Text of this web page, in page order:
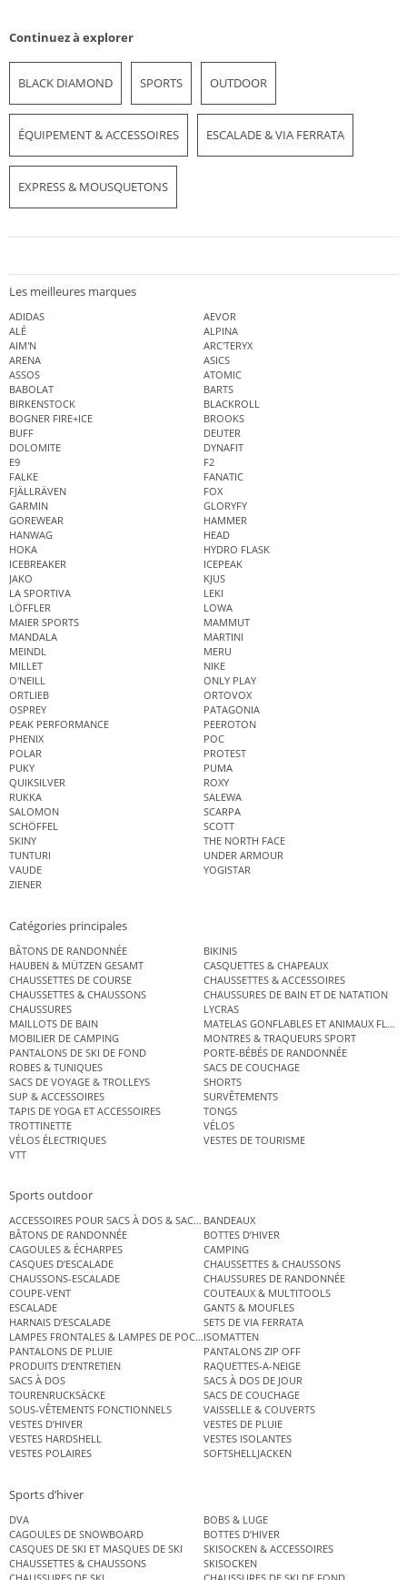
Continuez à explorer
BLACK DIAMOND SPORTS OUTDOOR
ÉQUIPEMENT & ACCESSOIRES ESCALADE & VIA FERRATA
EXPRESS & MOUSQUETONS
Les meilleures marques
ADIDAS
AEVOR
ALÉ
ALPINA
AIM'N
ARC'TERYX
ARENA
ASICS
ASSOS
ATOMIC
BABOLAT
BARTS
BIRKENSTOCK
BLACKROLL
BOGNER FIRE+ICE
BROOKS
BUFF
DEUTER
DOLOMITE
DYNAFIT
E9
F2
FALKE
FANATIC
FJÄLLRÄVEN
FOX
GARMIN
GLORYFY
GOREWEAR
HAMMER
HANWAG
HEAD
HOKA
HYDRO FLASK
ICEBREAKER
ICEPEAK
JAKO
KJUS
LA SPORTIVA
LEKI
LÖFFLER
LOWA
MAIER SPORTS
MAMMUT
MANDALA
MARTINI
MEINDL
MERU
MILLET
NIKE
O'NEILL
ONLY PLAY
ORTLIEB
ORTOVOX
OSPREY
PATAGONIA
PEAK PERFORMANCE
PEEROTON
PHENIX
POC
POLAR
PROTEST
PUKY
PUMA
QUIKSILVER
ROXY
RUKKA
SALEWA
SALOMON
SCARPA
SCHÖFFEL
SCOTT
SKINY
THE NORTH FACE
TUNTURI
UNDER ARMOUR
VAUDE
YOGISTAR
ZIENER
Catégories principales
BÂTONS DE RANDONNÉE
BIKINIS
HAUBEN & MÜTZEN GESAMT
CASQUETTES & CHAPEAUX
CHAUSSETTES DE COURSE
CHAUSSETTES & ACCESSOIRES
CHAUSSETTES & CHAUSSONS
CHAUSSURES DE BAIN ET DE NATATION
CHAUSSURES
LYCRAS
MAILLOTS DE BAIN
MATELAS GONFLABLES ET ANIMAUX
MOBILIER DE CAMPING
MONTRES & TRAQUEURS SPORT
PANTALONS DE SKI DE FOND
PORTE-BÉBÉS DE RANDONNÉE
ROBES & TUNIQUES
SACS DE COUCHAGE
SACS DE VOYAGE & TROLLEYS
SHORTS
SUP & ACCESSOIRES
SURVÊTEMENTS
TAPIS DE YOGA ET ACCESSOIRES
TONGS
TROTTINETTE
VÉLOS
VÉLOS ÉLECTRIQUES
VESTES DE TOURISME
VTT
Sports outdoor
ACCESSOIRES POUR SACS À DOS & SACS ÉTANCHES
BANDEAUX
BÂTONS DE RANDONNÉE
BOTTES D’HIVER
CAGOULES & ÉCHARPES
CAMPING
CASQUES D’ESCALADE
CHAUSSETTES & CHAUSSONS
CHAUSSONS-ESCALADE
CHAUSSURES DE RANDONNÉE
COUPE-VENT
COUTEAUX & MULTITOOLS
ESCALADE
GANTS & MOUFLES
HARNAIS D’ESCALADE
SETS DE VIA FERRATA
LAMPES FRONTALES & LAMPES DE POCHEISOMATTEN
PANTALONS DE PLUIE
PANTALONS ZIP OFF
PRODUITS D’ENTRETIEN
RAQUETTES-A-NEIGE
SACS À DOS
SACS À DOS DE JOUR
TOURENRUCKSÄCKE
SACS DE COUCHAGE
SOUS-VÊTEMENTS FONCTIONNELS
VAISSELLE & COUVERTS
VESTES D’HIVER
VESTES DE PLUIE
VESTES HARDSHELL
VESTES ISOLANTES
VESTES POLAIRES
SOFTSHELLJACKEN
Sports d’hiver
DVA
BOBS & LUGE
CAGOULES DE SNOWBOARD
BOTTES D’HIVER
CASQUES DE SKI ET MASQUES DE SKI
SKISOCKEN & ACCESSOIRES
CHAUSSETTES & CHAUSSONS
SKISOCKEN